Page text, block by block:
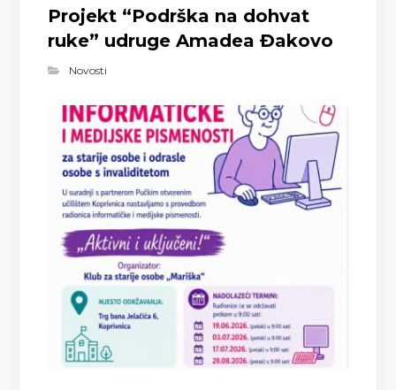
Projekt “Podrška na dohvat
ruke” udruge Amadea Đakovo
Novosti